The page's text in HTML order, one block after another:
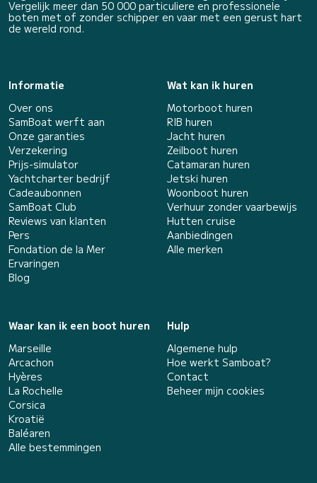
Vergelijk meer dan 50 000 particuliere en professionele
boten met of zonder schipper en vaar met een gerust hart
de wereld rond.
Informatie
Over ons
SamBoat werft aan
Onze garanties
Verzekering
Prijs-simulator
Yachtcharter bedrijf
Cadeaubonnen
SamBoat Club
Reviews van klanten
Pers
Fondation de la Mer
Ervaringen
Blog
Wat kan ik huren
Motorboot huren
RIB huren
Jacht huren
Zeilboot huren
Catamaran huren
Jetski huren
Woonboot huren
Verhuur zonder vaarbewijs
Hutten cruise
Aanbiedingen
Alle merken
Waar kan ik een boot huren
Marseille
Arcachon
Hyères
La Rochelle
Corsica
Kroatië
Baléaren
Alle bestemmingen
Hulp
Algemene hulp
Hoe werkt Samboat?
Contact
Beheer mijn cookies